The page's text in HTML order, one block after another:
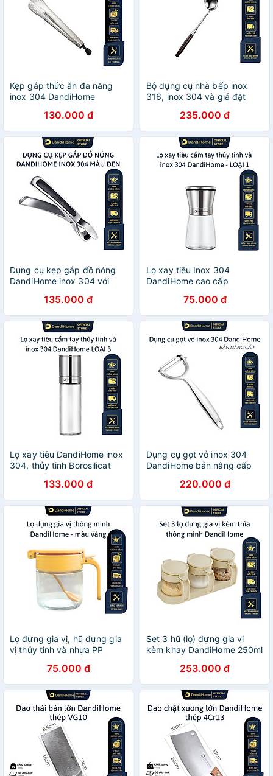
Kẹp gắp thức ăn đa năng
inox 304 DandiHome
130.000 đ
Bộ dụng cụ nhà bếp inox
316, inox 304 và giá đặt
cấp, sang trọng
235.000 đ
Dụng cụ kẹp gắp đồ nóng
DandiHome inox 304 với
135.000 đ
Lọ xay tiêu Inox 304
DandiHome cao cấp
75.000 đ
Lọ xay tiêu DandiHome inox
304, thủy tinh Borosilicat
133.000 đ
Dụng cụ gọt vỏ inox 304
DandiHome bản nâng cấp
220.000 đ
Lọ đựng gia vị, hũ đựng gia
vị thủy tinh và nhựa PP
đẹp, tiện lợi75.000 đ
Set 3 hũ (lọ) đựng gia vị
kèm khay DandiHome 250ml
253.000 đ